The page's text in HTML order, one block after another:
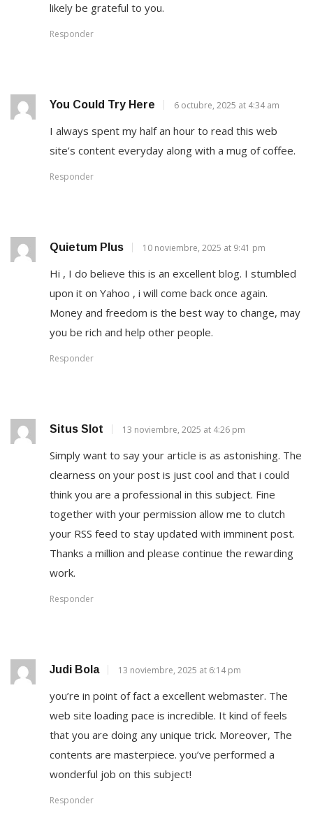
likely be grateful to you.
Responder
You Could Try Here 6 octubre, 2025 at 4:34 am
I always spent my half an hour to read this web
site’s content everyday along with a mug of coffee.
Responder
Quietum Plus 10 noviembre, 2025 at 9:41 pm
Hi , I do believe this is an excellent blog. I stumbled
upon it on Yahoo , i will come back once again.
Money and freedom is the best way to change, may
you be rich and help other people.
Responder
Situs Slot 13 noviembre, 2025 at 4:26 pm
Simply want to say your article is as astonishing. The
clearness on your post is just cool and that i could
think you are a professional in this subject. Fine
together with your permission allow me to clutch
your RSS feed to stay updated with imminent post.
Thanks a million and please continue the rewarding
work.
Responder
Judi Bola 13 noviembre, 2025 at 6:14 pm
you’re in point of fact a excellent webmaster. The
web site loading pace is incredible. It kind of feels
that you are doing any unique trick. Moreover, The
contents are masterpiece. you’ve performed a
wonderful job on this subject!
Responder